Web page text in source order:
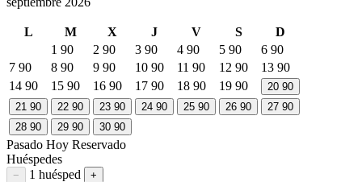
L M X J V S
D
1 90 2 90 3 90 4 90 5 90 6 90
7 90 8 90 9 90 10 90 11 90 12 90 13 90
14 90 15 90 16 90 17 90 18 90 19 90 20 90
21 90 22 90 23 90 24 90 25 90 26 90 27 90
28 90 29 90 30 90
Pasado Hoy Reservado
Huéspedes
Restar huésped
− 1 huésped Sumar huésped
+